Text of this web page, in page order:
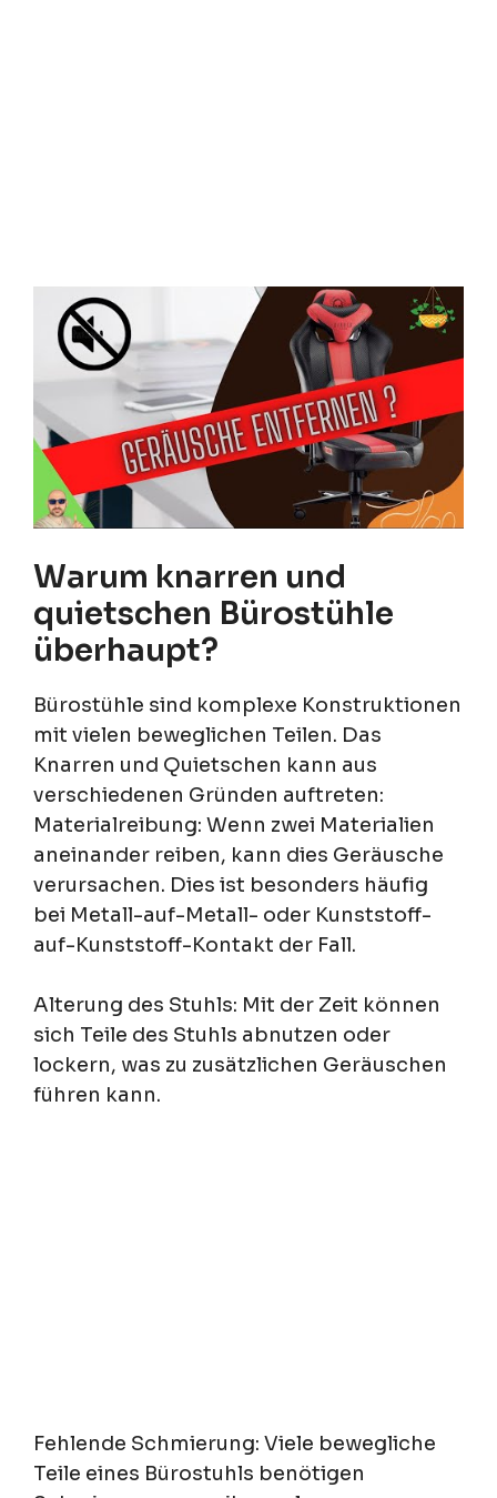
Warum knarren und
quietschen Bürostühle
überhaupt?
Bürostühle sind komplexe Konstruktionen
mit vielen beweglichen Teilen. Das
Knarren und Quietschen kann aus
verschiedenen Gründen auftreten:
Materialreibung: Wenn zwei Materialien
aneinander reiben, kann dies Geräusche
verursachen. Dies ist besonders häufig
bei Metall-auf-Metall- oder Kunststoff-
auf-Kunststoff-Kontakt der Fall.
Alterung des Stuhls: Mit der Zeit können
sich Teile des Stuhls abnutzen oder
lockern, was zu zusätzlichen Geräuschen
führen kann.
Fehlende Schmierung: Viele bewegliche
Teile eines Bürostuhls benötigen